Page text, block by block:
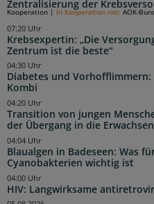
Zentralisierung der
Krebsexpertin: „Die
Zentrum ist die beste“
Kooperation | In Kooperation mit: AOK-
07:20 Uhr
Diabetes und
Kombi
04:30 Uhr
Transition von jungen
der Übergang in die
04:20 Uhr
Blaualgen in Badeseen: Was
Cyanobakterien wichtig ist
04:04 Uhr
HIV: Langwirksame
04:00 Uhr